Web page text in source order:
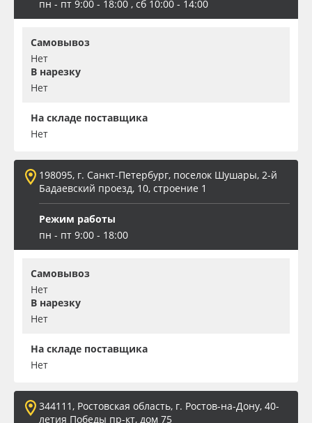
Oracal 641
Orajet 3640
Плёнка монтажная Oratape
ПЭТ листовой
ПЭТ бэклит
Вспененный ПВХ
Баннер
Заготовки для сувениров
пн - пт 9:00 - 18:00 , сб 10:00 - 14:00
Самовывоз
Нет
В нарезку
Нет
На складе поставщика
Нет
198095, г. Санкт-Петербург, поселок Шушары, 2-й
Бадаевский проезд, 10, строение 1
Режим работы
пн - пт 9:00 - 18:00
Самовывоз
Нет
В нарезку
Нет
На складе поставщика
Нет
344111, Ростовская область, г. Ростов-на-Дону, 40-
летия Победы пр-кт, дом 75